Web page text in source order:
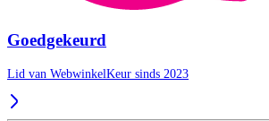
Goedgekeurd
Lid van WebwinkelKeur sinds 2023